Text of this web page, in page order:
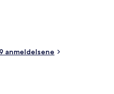
anmeldelsene